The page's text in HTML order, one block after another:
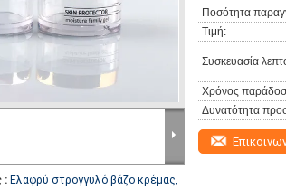
: Ελαφρύ στρογγυλό βάζο κρέμας,
Ποσότητα
Τιμή:
Συσκευασία
Χρόνος
Δυνατότητα